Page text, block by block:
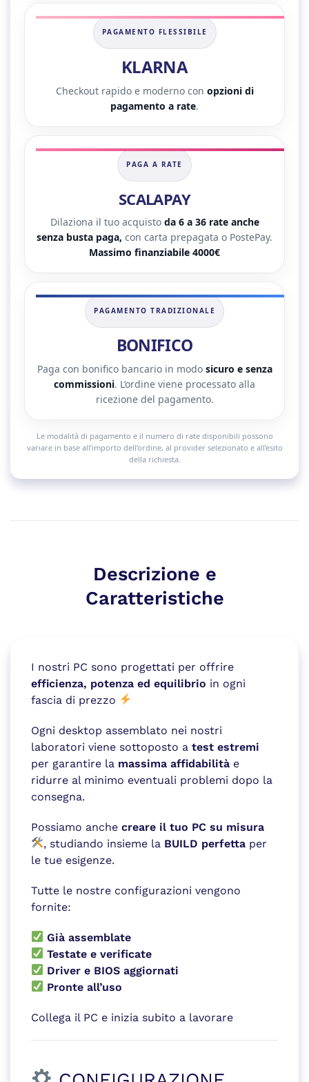
PAGAMENTO FLESSIBILE
KLARNA
Checkout rapido e moderno con opzioni di
pagamento a rate.
PAGA A RATE
SCALAPAY
Dilaziona il tuo acquisto da 6 a 36 rate anche
senza busta paga, con carta prepagata o PostePay.
Massimo finanziabile 4000€
PAGAMENTO TRADIZIONALE
BONIFICO
Paga con bonifico bancario in modo sicuro e senza
commissioni. L’ordine viene processato alla
ricezione del pagamento.
Le modalità di pagamento e il numero di rate disponibili possono
variare in base all’importo dell’ordine, al provider selezionato e all’esito
della richiesta.
Descrizione e
Caratteristiche
I nostri PC sono progettati per offrire
efficienza, potenza ed equilibrio in ogni
fascia di prezzo
Ogni desktop assemblato nei nostri
laboratori viene sottoposto a test estremi
per garantire la massima affidabilità e
ridurre al minimo eventuali problemi dopo la
consegna.
Possiamo anche creare il tuo PC su misura
, studiando insieme la BUILD perfetta per
le tue esigenze.
Tutte le nostre configurazioni vengono
fornite:
Già assemblate
Testate e verificate
Driver e BIOS aggiornati
Pronte all’uso
Collega il PC e inizia subito a lavorare